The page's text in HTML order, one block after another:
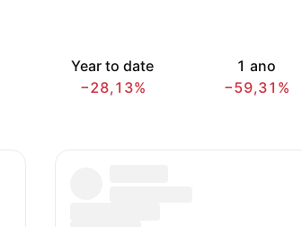
Year to date
−28,13%
1 ano
−59,31%